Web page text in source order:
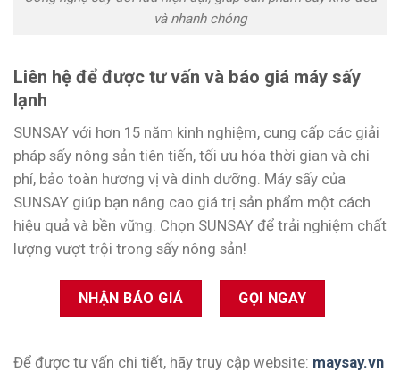
và nhanh chóng
Liên hệ để được tư vấn và báo giá máy sấy
lạnh
SUNSAY với hơn 15 năm kinh nghiệm, cung cấp các giải
pháp sấy nông sản tiên tiến, tối ưu hóa thời gian và chi
phí, bảo toàn hương vị và dinh dưỡng. Máy sấy của
SUNSAY giúp bạn nâng cao giá trị sản phẩm một cách
hiệu quả và bền vững. Chọn SUNSAY để trải nghiệm chất
lượng vượt trội trong sấy nông sản!
NHẬN BÁO GIÁ GỌI NGAY
Để được tư vấn chi tiết, hãy truy cập website: maysay.vn